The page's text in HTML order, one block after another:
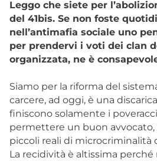
Leggo che siete per
del 41bis. Se non foste
nell’antimafia sociale uno
per prendervi i voti dei clan
organizzata, ne è
Siamo per la riforma del
carcere, ad oggi, è una
finiscono solamente i
permettere un buon
piccoli reali di microcriminalità
La recidività è altissima